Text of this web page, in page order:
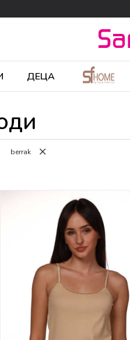
ДЕЦА
berrak